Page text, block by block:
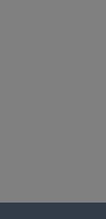
Questionario